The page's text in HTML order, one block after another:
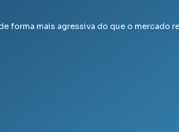
forma mais agressiva do que o mercado